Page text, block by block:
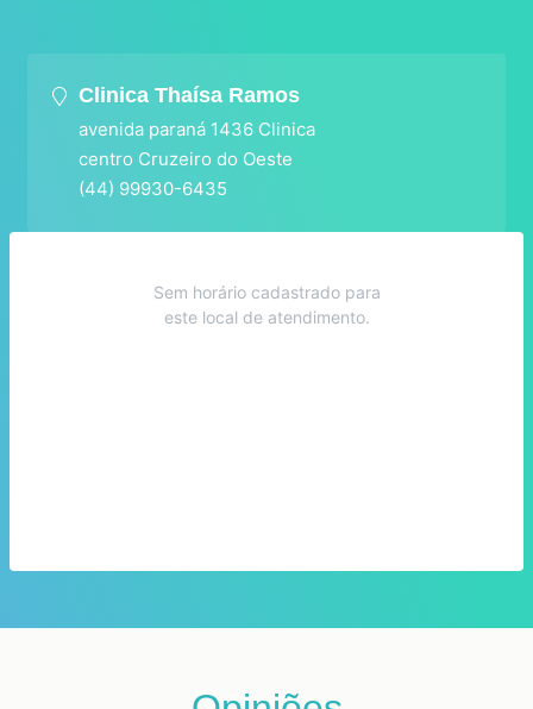
Clinica Thaísa Ramos
avenida paraná 1436 Clinica
centro Cruzeiro do Oeste
(44) 99930-6435
Sem horário cadastrado para
este local de atendimento.